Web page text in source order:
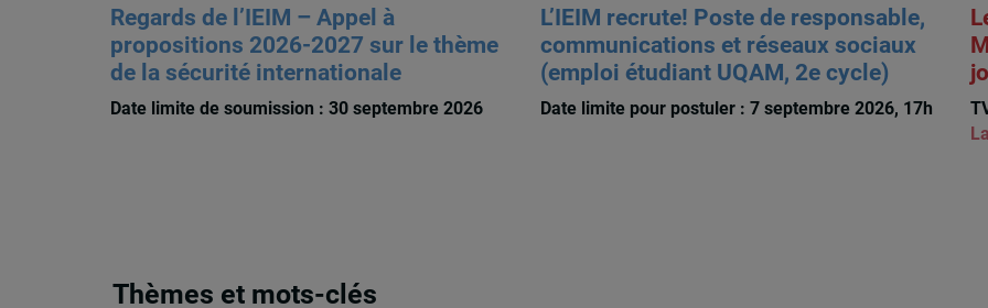
Regards de l’IEIM – Appel à
propositions 2026-2027 sur le thème
de la sécurité internationale
Date limite de soumission : 30 septembre 2026
L’IEIM recrute! Poste de responsable,
communications et réseaux sociaux
(emploi étudiant UQAM, 2e cycle)
Date limite pour postuler : 7 septembre 2026, 17h
Thèmes et mots-clés